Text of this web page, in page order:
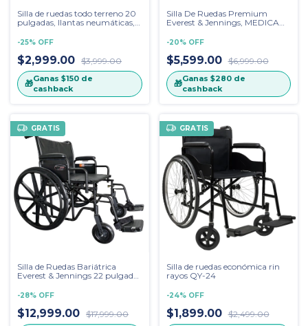
Silla de ruedas todo terreno 20
pulgadas, llantas neumáticas,
811AIR
-25% OFF
$2,999.00 $3,999.00
🎁Ganas $150 de
cashback
Silla De Ruedas Premium
Everest & Jennings, MEDICA
-20% OFF
$5,599.00 $6,999.00
🎁Ganas $280de
cashback
GRATIS
Silla de Ruedas Bariátrica
Everest & Jennings 22 pulgadas
-28% OFF
$12,999.00 $17,999.00
GRATIS
Silla de ruedas económica rin
rayos QY-24
-24% OFF
$1,899.00 $2,499.00